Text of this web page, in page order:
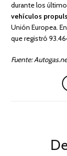
durante los
vehículos
Unión Europea.
que registró
Fuente: